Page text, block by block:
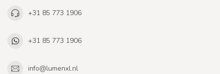
+31 85 773 1906
+31 85 773 1906
info@lumenxl.nl